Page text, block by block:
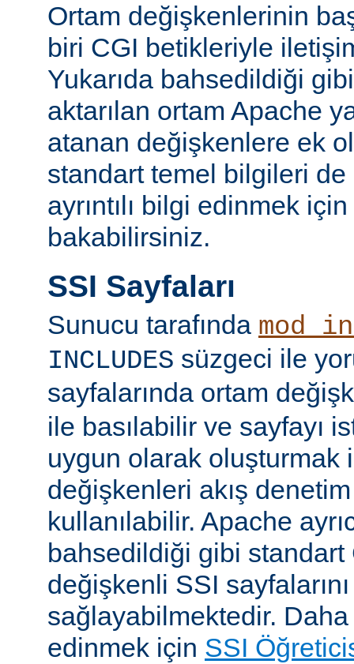
Ortam değişkenlerinin
biri CGI betikleriyle
Yukarıda bahsedildiği
aktarılan ortam Apache
atanan değişkenlere ek
standart temel bilgileri
ayrıntılı bilgi edinmek için
bakabilirsiniz.
SSI Sayfaları
Sunucu tarafında
INCLUDES süzgeci ile
sayfalarında ortam
ile basılabilir ve sayfayı
uygun olarak oluşturmak
değişkenleri akış
kullanılabilir. Apache
bahsedildiği gibi standart
değişkenli SSI
sağlayabilmektedir. Daha
edinmek için SSI